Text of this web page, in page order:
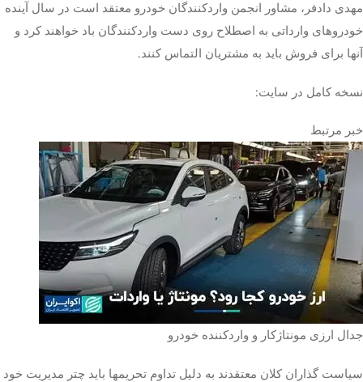
قوانین بازنشر
تبلیغات راه نو نیوز
آوین دیلی
تک کده
پایگاه خبری آبان
خرید موتور ایمپلنت
مهدی دادفر، مشاور انجمن واردکنندگان خودرو معتقد است در سال آینده
خودروهای وارداتی به اصطلاح روی دست واردکنندگان باد خواهند کرد و
آنها برای فروش باید به مشتریان التماس کنند.
نسخه کامل در سایت:
خبر مرتبط
جدال ارزی مونتاژکار و واردکننده خودرو
سیاست گذاران کلان معتقدند به دلیل تداوم تحریمها باید چتر مدیریت خود